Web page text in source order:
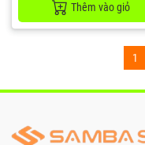
Thêm vào giỏ
1